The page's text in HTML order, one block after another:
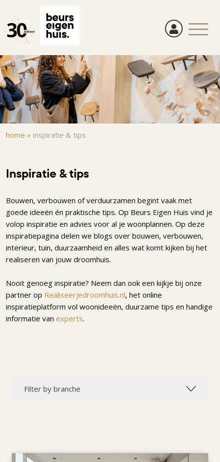
naar
de
gaan
Kruimelpad
home » inspiratie & tips
Inspiratie & tips
Bouwen, verbouwen of verduurzamen begint vaak met
goede ideeën én praktische tips. Op Beurs Eigen Huis vind je
volop inspiratie en advies voor al je woonplannen. Op deze
inspiratiepagina delen we blogs over bouwen, verbouwen,
interieur, tuin, duurzaamheid en alles wat komt kijken bij het
realiseren van jouw droomhuis.
Nooit genoeg inspiratie? Neem dan ook een kijkje bij onze
partner op Realiseerjedroomhuis.nl, het online
inspiratieplatform vol woonideeën, duurzame tips en handige
informatie van experts.
Filter by branche